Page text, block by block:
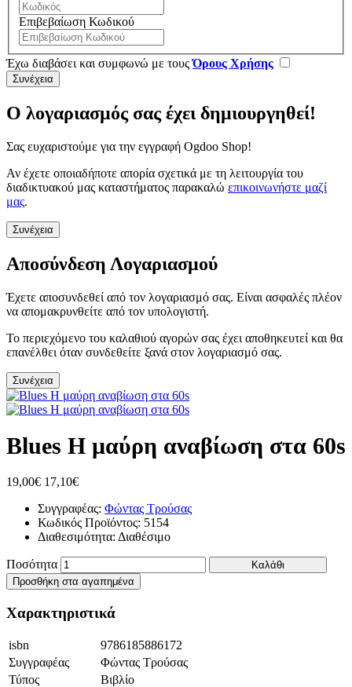
Επιβεβαίωση Κωδικού
Έχω διαβάσει και συμφωνώ με τουςΌρους Χρήσης
Ο λογαριασμός σας έχει δημιουργηθεί!
Σας ευχαριστούμε για την εγγραφή Ogdoo Shop!
Αν έχετε οποιαδήποτε απορία σχετικά με τη λειτουργία του
διαδικτυακού μας καταστήματος παρακαλώ επικοινωνήστε μαζί
μας.
Συνέχεια
Αποσύνδεση Λογαριασμού
Έχετε αποσυνδεθεί από τον λογαριασμό σας. Είναι ασφαλές πλέον
να απομακρυνθείτε από τον υπολογιστή.
Το περιεχόμενο του καλαθιού αγορών σας έχει αποθηκευτεί και θα
επανέλθει όταν συνδεθείτε ξανά στον λογαριασμό σας.
Συνέχεια
Blues Η μαύρη αναβίωση στα 60s
19,00€ 17,10€
Συγγραφέας: Φώντας Τρούσας
Κωδικός Προϊόντος: 5154
Διαθεσιμότητα: Διαθέσιμο
Ποσότητα
Καλάθι
Προσθήκη στα αγαπημένα
Χαρακτηριστικά
isbn
9786185886172
Συγγραφέας
Φώντας Τρούσας
Τύπος
Βιβλίο